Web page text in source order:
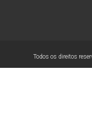
Todos os direitos